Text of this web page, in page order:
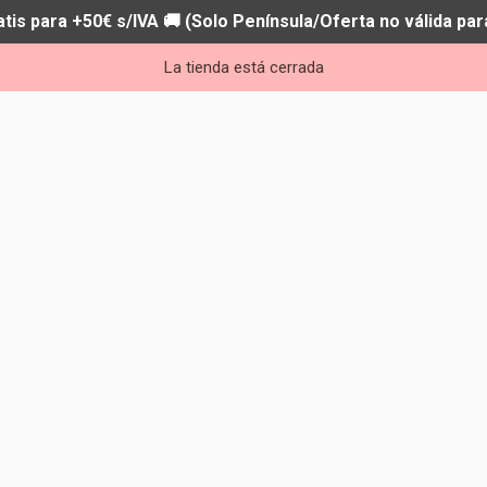
para +50€ s/IVA 🚚 (Solo Península/Oferta no válida
La tienda está cerrada